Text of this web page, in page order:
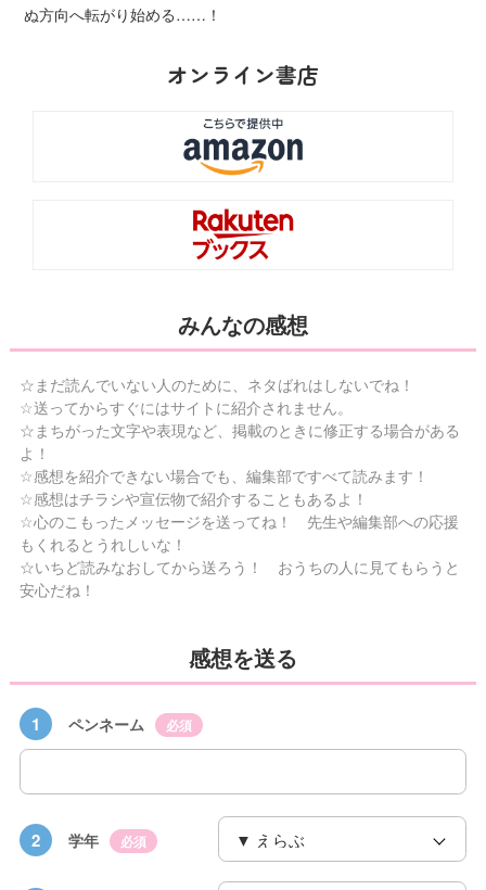
ぬ方向へ転がり始める……！
オンライン書店
みんなの感想
☆まだ読んでいない人のために、ネタばれはしないでね！
☆送ってからすぐにはサイトに紹介されません。
☆まちがった文字や表現など、掲載のときに修正する場合がある
よ！
☆感想を紹介できない場合でも、編集部ですべて読みます！
☆感想はチラシや宣伝物で紹介することもあるよ！
☆心のこもったメッセージを送ってね！ 先生や編集部への応援
もくれるとうれしいな！
☆いちど読みなおしてから送ろう！ おうちの人に見てもらうと
安心だね！
感想を送る
1 ペンネーム 必須
2 学年 必須